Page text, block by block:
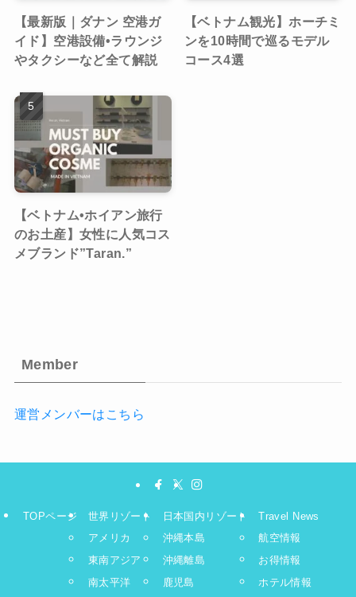
【最新版｜ダナン 空港ガ
イド】空港設備•ラウンジ
やタクシーなど全て解説
【ベトナム観光】ホーチミ
ンを10時間で巡るモデル
コース4選
【ベトナム•ホイアン旅行
のお土産】女性に人気コス
メブランド”Taran.”
Member
運営メンバーはこちら
TOPページ
世界リゾート
アメリカ
東南アジア
南太平洋
日本国内リゾート
沖縄本島
沖縄離島
鹿児島
Travel News
航空情報
お得情報
ホテル情報